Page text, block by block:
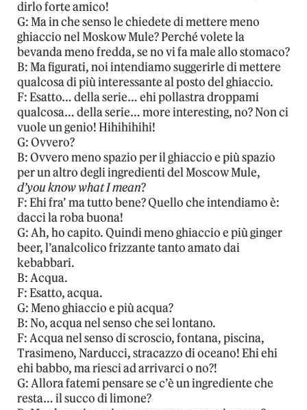
dirlo forte amico!
G: Ma in che senso le chiedete di mettere meno
ghiaccio nel Moskow Mule? Perché volete la
bevanda meno fredda, se no vi fa male allo stomaco?
B: Ma figurati, noi intendiamo suggerirle di mettere
qualcosa di più interessante al posto del ghiaccio.
F: Esatto… della serie… ehi pollastra droppami
qualcosa… della serie… more interesting, no? Non ci
vuole un genio! Hihihihihi!
G: Ovvero?
B: Ovvero meno spazio per il ghiaccio e più spazio
per un altro degli ingredienti del Moscow Mule,
d’you know what I mean?
F: Ehi fra’ ma tutto bene? Quello che intendiamo è:
dacci la roba buona!
G: Ah, ho capito. Quindi meno ghiaccio e più ginger
beer, l’analcolico frizzante tanto amato dai
kebabbari.
B: Acqua.
F: Esatto, acqua.
G: Meno ghiaccio e più acqua?
B: No, acqua nel senso che sei lontano.
F: Acqua nel senso di scroscio, fontana, piscina,
Trasimeno, Narducci, stracazzo di oceano! Ehi ehi
ehi babbo, ma riesci ad arrivarci o no?!
G: Allora fatemi pensare se c’è un ingrediente che
resta… il succo di limone?